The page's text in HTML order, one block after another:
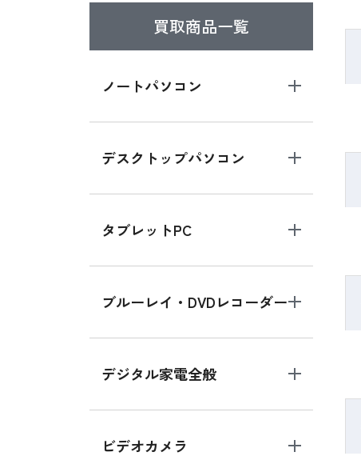
買取商品一覧
ノートパソコン
デスクトップパソコン
タブレットPC
ブルーレイ・DVDレコーダー
デジタル家電全般
ビデオカメラ